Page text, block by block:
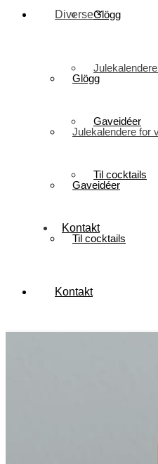
Glögg
Gaveidéer
Til cocktails
Kontakt
Diverse
Glögg
Julekalendere for
Gaveidéer
Til cocktails
Kontakt